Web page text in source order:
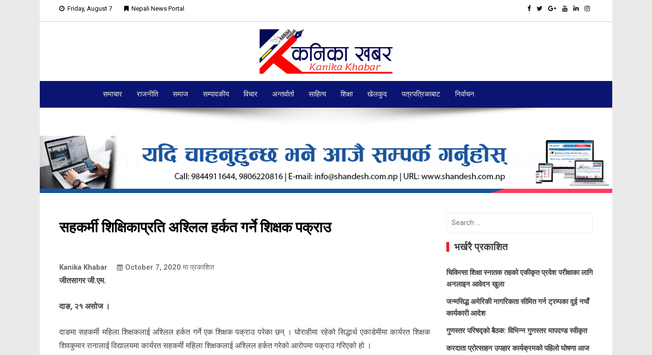
Friday, August 7 Nepali News Portal
समाचार राजनीति समाज सम्पादकीय विचार अन्तर्वार्ता साहित्य शिक्षा खेलकुद पत्रपत्रिकाबाट निर्वाचन
सहकर्मी शिक्षिकाप्रति अश्लिल हर्कत गर्ने शिक्षक पक्राउ
Kanika Khabar October 7, 2020 मा प्रकाशित
जीतसागर जी.एम.
दाङ, २१ असोज ।
दाङमा सहकर्मी महिला शिक्षकलाई अश्लिल हर्कत गर्ने एक शिक्षक पक्राउ परेका छन् । घोराहीमा रहेको सिद्धार्थ एकाडेमीमा कार्यरत शिक्षक
शिवकुमार रानालाई विद्यालयमा कार्यरत सहकर्मी महिला शिक्षकलाई अश्लिल हर्कत गरेको आरोपमा पक्राउ गरिएको हो ।
Search
भर्खरै प्रकाशित
चिकित्सा शिक्षा स्नातक तहको एकीकृत प्रवेश परीक्षाका लागि
अनलाइन आवेदन खुला
जन्मसिद्ध अमेरिकी नागरिकता सीमित गर्न ट्रम्पका दुई नयाँ
कार्यकारी आदेश
गुणस्तर परिषद्को बैठक: विभिन्न गुणस्तर मापदण्ड स्वीकृत
करदाता प्रोत्साहन उपहार कार्यक्रमको पहिलो घोषणा आज